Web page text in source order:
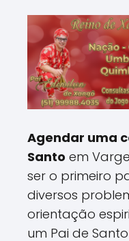
Agendar uma
Santo em
ser o primeiro
diversos
orientação
um Pai de